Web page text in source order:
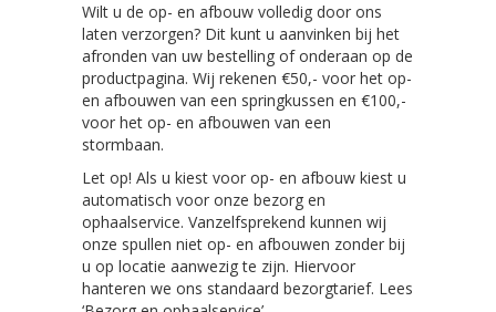
Wilt u de op- en afbouw volledig door ons
laten verzorgen? Dit kunt u aanvinken bij het
afronden van uw bestelling of onderaan op de
productpagina. Wij rekenen €50,- voor het op-
en afbouwen van een springkussen en €100,-
voor het op- en afbouwen van een
stormbaan.
Let op! Als u kiest voor op- en afbouw kiest u
automatisch voor onze bezorg en
ophaalservice. Vanzelfsprekend kunnen wij
onze spullen niet op- en afbouwen zonder bij
u op locatie aanwezig te zijn. Hiervoor
hanteren we ons standaard bezorgtarief. Lees